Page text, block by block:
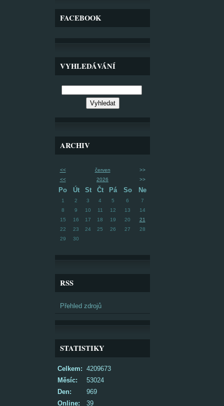
FACEBOOK
VYHLEDÁVÁNÍ
ARCHIV
<< červen
>>
<<
2026 >>
Po Út St Čt Pá So Ne
1 2 3 4 5 6
7
8
9 10 11 12 13
14
15
16 17 18 19 20
21
22
23 24 25 26 27
28
29
30
RSS
Přehled zdrojů
STATISTIKY
Online: 39
Celkem: 4209673
Měsíc:
53024
Den:
969